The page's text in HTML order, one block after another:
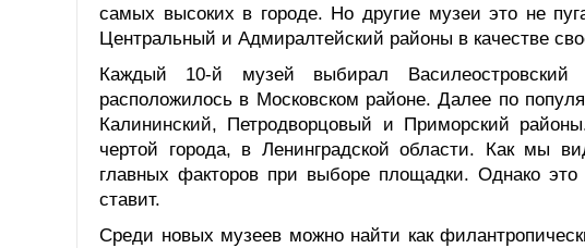
самых высоких в городе. Но другие музеи это не
Центральный и Адмиралтейский районы в качестве
Каждый 10-й музей выбирал
расположилось в Московском районе. Далее по
Калининский, Петродворцовый и Приморский
чертой города, в Ленинградской области. Как мы
главных факторов при выборе площадки. Однако
ставит.
Среди новых музеев можно найти как